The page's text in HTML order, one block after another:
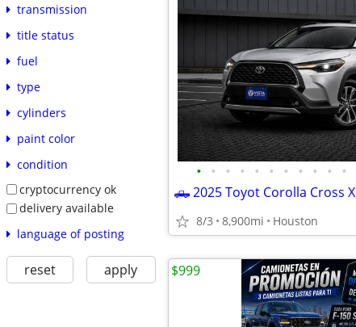
transmission
title status
fuel
type
cylinders
paint color
condition
cryptocurrency ok
delivery available
language of posting
reset apply
• • • • • • • • • • •
8/3 8,900mi Houston
$999